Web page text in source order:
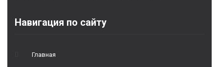
Навигация по сайту
Главная